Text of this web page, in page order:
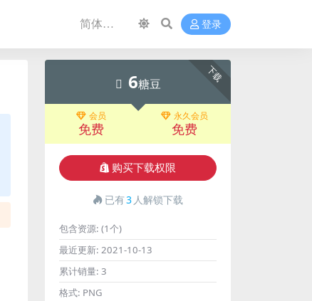
登录
下载
6糖豆
会员
免费
永久会员
免费
购买下载权限
已有3 人解锁下载
包含资源: (1个)
最近更新: 2021-10-13
累计销量: 3
格式: PNG